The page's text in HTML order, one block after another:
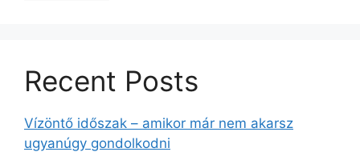
Recent Posts
Vízöntő időszak – amikor már nem akarsz
ugyanúgy gondolkodni